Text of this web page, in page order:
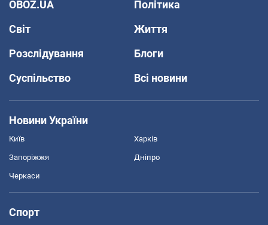
OBOZ.UA
Політика
Світ
Життя
Розслідування
Блоги
Суспільство
Всі новини
Новини України
Київ Харків
Запоріжжя Дніпро
Черкаси
Спорт